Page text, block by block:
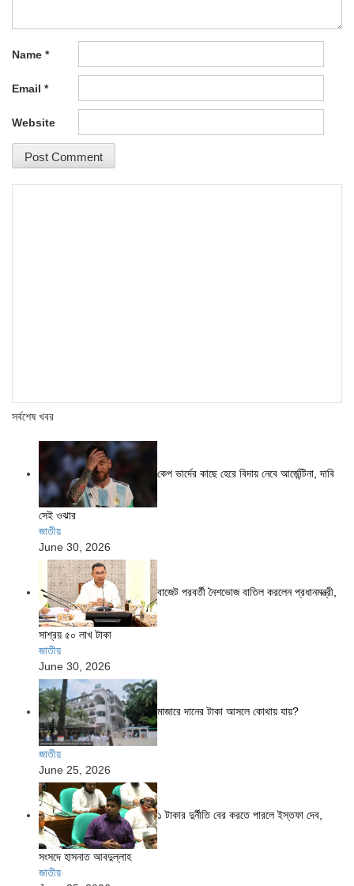
Name *
Email *
Website
সর্বশেষ খবর
কেপ ভার্দের কাছে হেরে বিদায় নেবে আর্জেন্টিনা, দাবি
সেই ওঝার
জাতীয়
June 30, 2026
বাজেট পরবর্তী নৈশভোজ বাতিল করলেন প্রধানমন্ত্রী,
সাশ্রয় ৫০ লাখ টাকা
জাতীয়
June 30, 2026
মাজারে দানের টাকা আসলে কোথায় যায়?
জাতীয়
June 25, 2026
১ টাকার দুর্নীতি বের করতে পারলে ইস্তফা দেব,
সংসদে হাসনাত আবদুল্লাহ
জাতীয়